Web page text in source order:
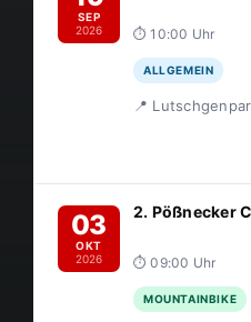
SEP
2026
⏱ 10:00 Uhr
📍
ALLGEMEIN
03
OKT
2026
2. Pößnecker
⏱ 09:00 Uhr
MOUNTAINBIKE